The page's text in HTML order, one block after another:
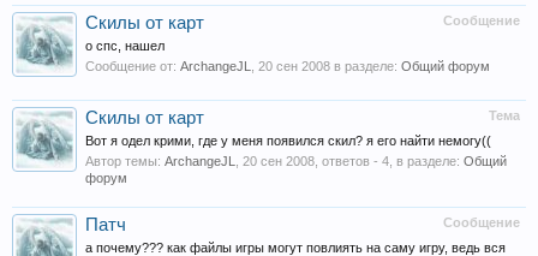
Сообщение
Скилы от карт
о спс, нашел
Сообщение от: ArchangeJL 20 сен 2008 в разделе: Общий форум
Тема
Скилы от карт
Вот я одел крими, где у меня появился скил? я его найти немогу((
Автор темы: ArchangeJL 20 сен 2008 , ответов - 4, в разделе: Общий
форум
Сообщение
Патч
а почему??? как файлы игры могут повлиять на саму игру, ведь вся